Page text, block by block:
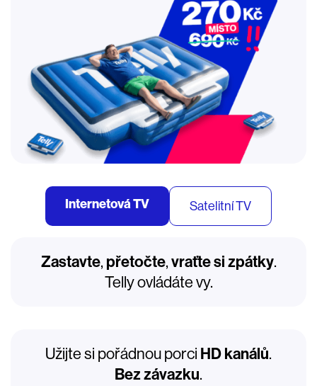
Internetová TV Satelitní TV
Zastavte, přetočte,vraťte si zpátky.
Telly ovládáte vy.
Užijte si pořádnou porci HD kanálů.
Bez závazku.